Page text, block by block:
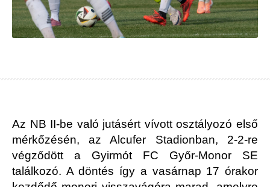
Az NB II-be való jutásért vívott osztályozó első
mérkőzésén, az Alcufer Stadionban, 2-2-re
végződött a Gyirmót FC Győr-Monor SE
találkozó. A döntés így a vasárnap 17 órakor